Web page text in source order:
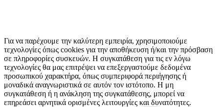
Για να παρέχουμε την καλύτερη εμπειρία, χρησιμοποιούμε
τεχνολογίες όπως cookies για την αποθήκευση ή/και την πρόσβαση
σε πληροφορίες συσκευών. Η συγκατάθεση για τις εν λόγω
τεχνολογίες θα μας επιτρέψει να επεξεργαστούμε δεδομένα
προσωπικού χαρακτήρα, όπως συμπεριφορά περιήγησης ή
μοναδικά αναγνωριστικά σε αυτόν τον ιστότοπο. Η μη
συγκατάθεση ή η ανάκληση της συγκατάθεσης, μπορεί να
επηρεάσει αρνητικά ορισμένες λειτουργίες και δυνατότητες.